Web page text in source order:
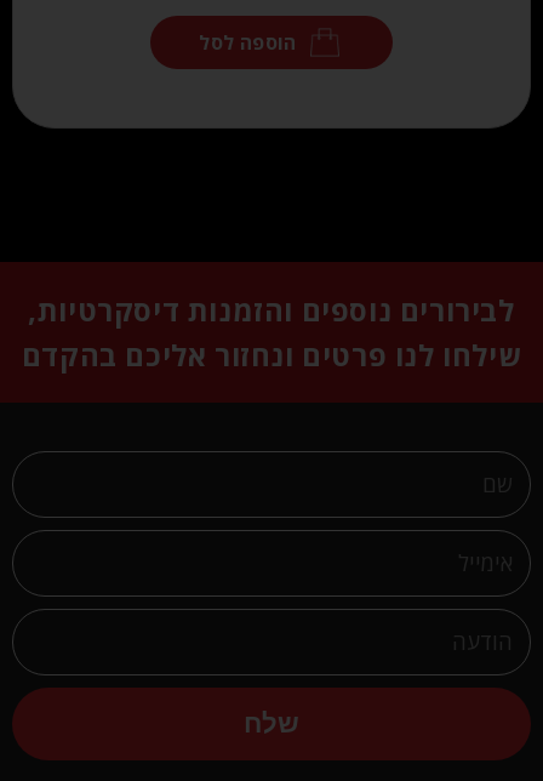
הוספה לסל
לבירורים נוספים והזמנות דיסקרטיות,
שילחו לנו פרטים ונחזור אליכם בהקדם
שלח